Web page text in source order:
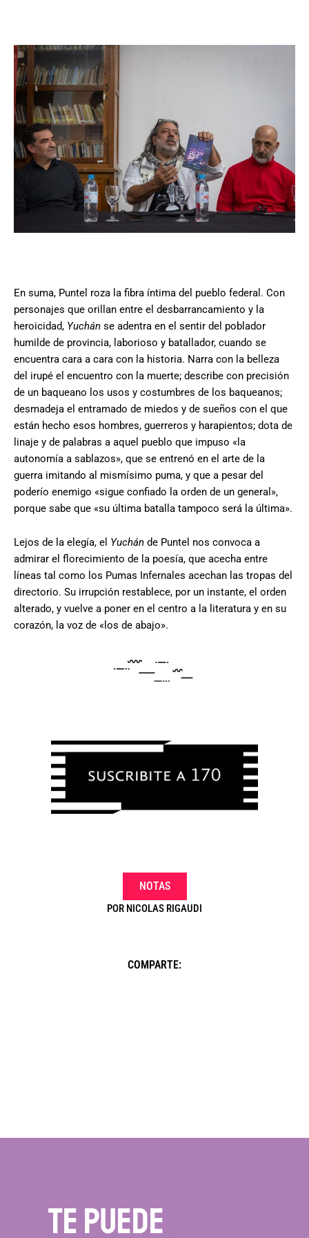
En suma, Puntel roza la fibra íntima del pueblo federal. Con
personajes que orillan entre el desbarrancamiento y la
heroicidad, Yuchán se adentra en el sentir del poblador
humilde de provincia, laborioso y batallador, cuando se
encuentra cara a cara con la historia. Narra con la belleza
del irupé el encuentro con la muerte; describe con precisión
de un baqueano los usos y costumbres de los baqueanos;
desmadeja el entramado de miedos y de sueños con el que
están hecho esos hombres, guerreros y harapientos; dota de
linaje y de palabras a aquel pueblo que impuso «la
autonomía a sablazos», que se entrenó en el arte de la
guerra imitando al mismísimo puma, y que a pesar del
poderío enemigo «sigue confiado la orden de un general»,
porque sabe que «su última batalla tampoco será la última».
Lejos de la elegía, el Yuchán de Puntel nos convoca a
admirar el florecimiento de la poesía, que acecha entre
líneas tal como los Pumas Infernales acechan las tropas del
directorio. Su irrupción restablece, por un instante, el orden
alterado, y vuelve a poner en el centro a la literatura y en su
corazón, la voz de «los de abajo».
NOTAS
POR NICOLAS RIGAUDI
COMPARTE:
te puede